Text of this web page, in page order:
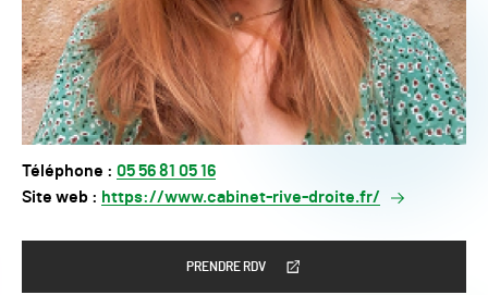
Téléphone : 05 56 81 05 16
Site web : https://www.cabinet-rive-droite.fr/
PRENDRE RDV